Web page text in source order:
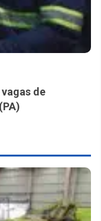
de